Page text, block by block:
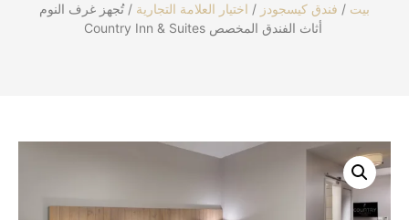
بيت / فندق كيسجودز / اختيار العلامة التجارية / تُجهز غرف النوم